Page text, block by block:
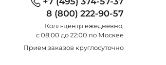
8 (800) 222-90-57
Колл-центр eжедневно,
с 08:00 до 22:00 по Москве
Прием заказов круглосуточно